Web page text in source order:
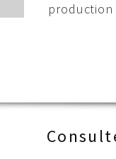
production